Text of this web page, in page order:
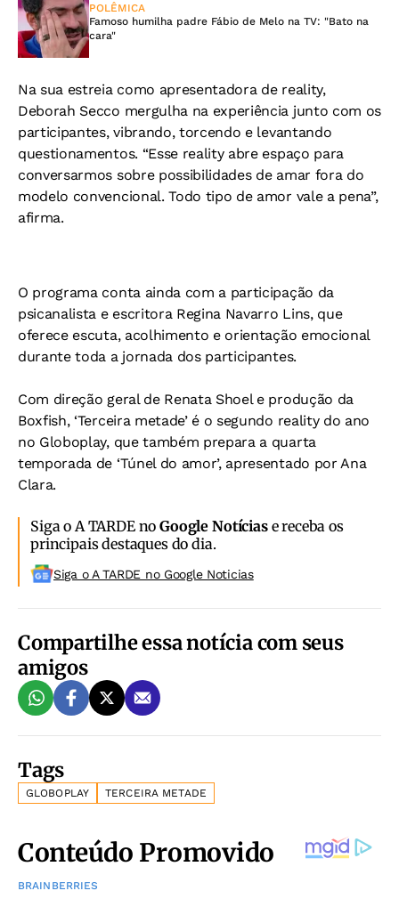
POLÊMICA
Famoso humilha padre Fábio de Melo na TV: "Bato na
cara"
Na sua estreia como apresentadora de reality,
Deborah Secco mergulha na experiência junto com os
participantes, vibrando, torcendo e levantando
questionamentos. “Esse reality abre espaço para
conversarmos sobre possibilidades de amar fora do
modelo convencional. Todo tipo de amor vale a pena”,
afirma.
O programa conta ainda com a participação da
psicanalista e escritora Regina Navarro Lins, que
oferece escuta, acolhimento e orientação emocional
durante toda a jornada dos participantes.
Com direção geral de Renata Shoel e produção da
Boxfish, ‘Terceira metade’ é o segundo reality do ano
no Globoplay, que também prepara a quarta
temporada de ‘Túnel do amor’, apresentado por Ana
Clara.
Siga o A TARDE noGoogle Notíciase receba os
principais destaques do dia.
Siga o A TARDE no Google Noticias
Compartilhe essa notícia com seus
amigos
Tags
GLOBOPLAY TERCEIRA METADE